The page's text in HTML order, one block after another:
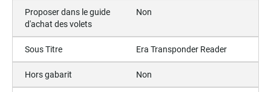
Proposer dans le guide
d'achat des volets
Non
Sous Titre Era Transponder Reader
Hors gabarit Non